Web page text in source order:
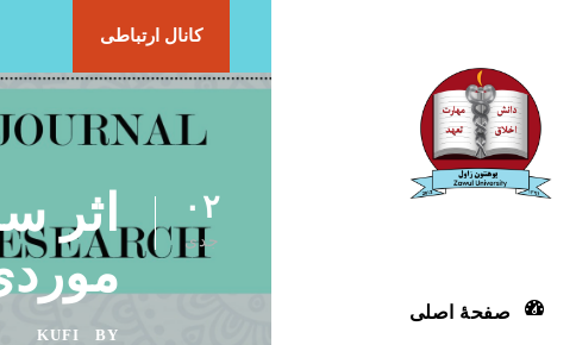
صفحۀ اصلی
کانال ارتباطی
۰۲
جدی
اثر
BY
KUFI